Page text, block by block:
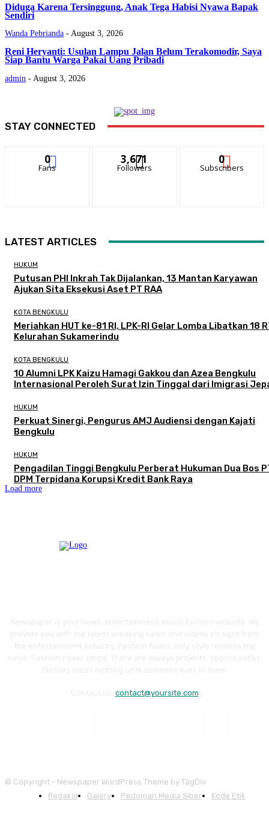
Diduga Karena Tersinggung, Anak Tega Habisi Nyawa Bapak
Sendiri
Wanda Pebrianda - August 3, 2026
Reni Heryanti: Usulan Lampu Jalan Belum Terakomodir, Saya
Siap Bantu Warga Pakai Uang Pribadi
admin - August 3, 2026
STAY CONNECTED
0
Fans
3,671
Followers
0
Subscribers
LATEST ARTICLES
HUKUM
Putusan PHI Inkrah Tak Dijalankan, 13 Mantan Karyawan
Ajukan Sita Eksekusi Aset PT RAA
KOTA BENGKULU
Meriahkan HUT ke-81 RI, LPK-RI Gelar Lomba Libatkan 18
Kelurahan Sukamerindu
KOTA BENGKULU
‎10 Alumni LPK Kaizu Hamagi Gakkou dan Azea Bengkulu
Internasional Peroleh Surat Izin Tinggal dari Imigrasi
HUKUM
Perkuat Sinergi, Pengurus AMJ Audiensi dengan Kajati
Bengkulu
HUKUM
Pengadilan Tinggi Bengkulu Perberat Hukuman Dua Bos
DPM Terpidana Korupsi Kredit Bank Raya
Load more
contact@yoursite.com
© Copyright - Newspaper WordPress Theme by TagDiv
Redaksi
Galery Pedoman Media Siber Kode Etik